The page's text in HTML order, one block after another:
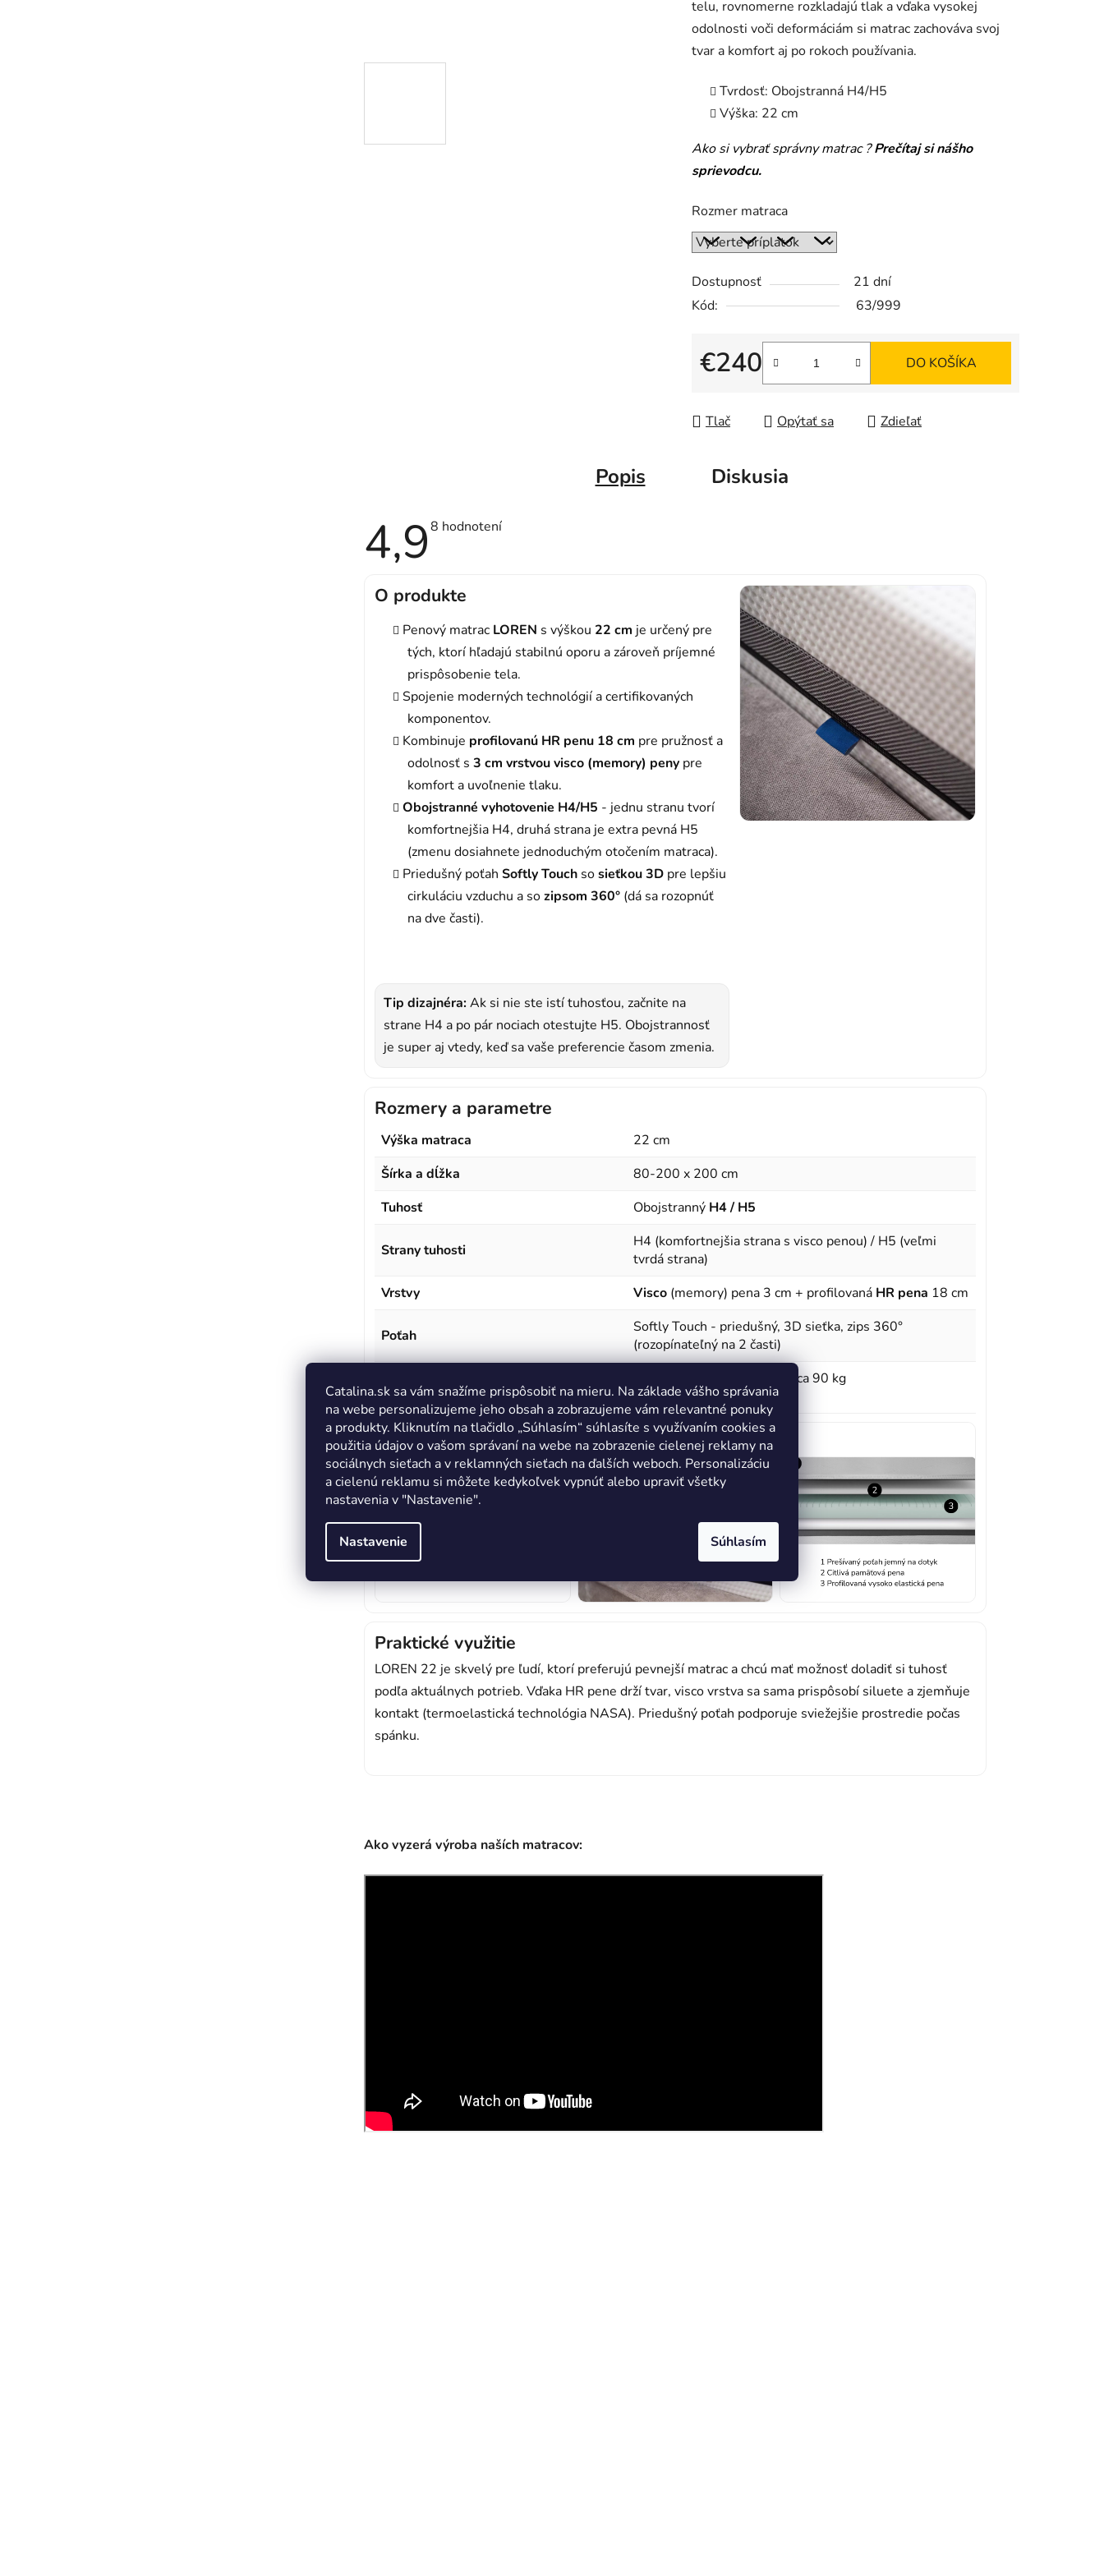
Catalina.sk sa vám snažíme prispôsobiť na mieru. Na základe vášho správania
na webe personalizujeme jeho obsah a zobrazujeme vám relevantné ponuky
a produkty. Kliknutím na tlačidlo „Súhlasím“ súhlasíte s využívaním cookies a
použitia údajov o vašom správaní na webe na zobrazenie cielenej reklamy na
sociálnych sieťach a v reklamných sieťach na ďalších weboch. Personalizáciu
a cielenú reklamu si môžete kedykoľvek vypnúť alebo upraviť všetky
nastavenia v "Nastavenie".
Nastavenie Súhlasím
z
5
hviezdičiek.
telu, rovnomerne rozkladajú tlak a vďaka vysokej
odolnosti voči deformáciám si matrac zachováva svoj
tvar a komfort aj po rokoch používania.
Tvrdosť: Obojstranná H4/H5
Výška: 22 cm
Ako si vybrať správny matrac ?Prečítaj si nášho
sprievodcu.
Rozmer matraca
Dostupnosť
21 dní
Kód:
63/999
€240
Jednotková cena:
DO KOŠÍKA
Tlač Opýtať sa Zdieľať
Popis Diskusia
4,9Priemerné
z
5
8 hodnotení
O produkte
Penový matrac LOREN s výškou 22 cm je určený pre
tých, ktorí hľadajú stabilnú oporu a zároveň príjemné
prispôsobenie tela.
Spojenie moderných technológií a certifikovaných
komponentov.
Kombinuje profilovanú HR penu 18 cm pre pružnosť a
odolnosť s 3 cm vrstvou visco (memory) peny pre
komfort a uvoľnenie tlaku.
Obojstranné vyhotovenie H4/H5 - jednu stranu tvorí
komfortnejšia H4, druhá strana je extra pevná H5
(zmenu dosiahnete jednoduchým otočením matraca).
Priedušný poťah Softly Touch sosieťkou 3D pre lepšiu
cirkuláciu vzduchu a sozipsom 360° (dá sa rozopnúť
na dve časti).
Tip dizajnéra:Ak si nie ste istí tuhosťou, začnite na
strane H4 a po pár nociach otestujte H5. Obojstrannosť
je super aj vtedy, keď sa vaše preferencie časom zmenia.
Rozmery a parametre
Výška matraca
22 cm
Šírka a dĺžka
80-200 x 200 cm
Tuhosť
Obojstranný H4 / H5
Strany tuhosti
H4 (komfortnejšia strana s visco penou) / H5 (veľmi
tvrdá strana)
Vrstvy
Visco (memory) pena 3 cm + profilovaná HR pena 18 cm
Poťah
Softly Touch - priedušný, 3D sieťka, zips 360°
(rozopínateľný na 2 časti)
Odporúčanie podľa hmotnosti H4: do cca 90 kg / H5: nad cca90 kg
Praktické využitie
LOREN 22 je skvelý pre ľudí, ktorí preferujú pevnejší matrac a chcú mať možnosť doladiť si tuhosť
podľa aktuálnych potrieb. Vďaka HR pene drží tvar, visco vrstva sa sama prispôsobí siluete azjemňuje
kontakt (termoelastická technológia NASA). Priedušný poťah podporuje sviežejšie prostredie počas
spánku.
Ako vyzerá výroba naších matracov: